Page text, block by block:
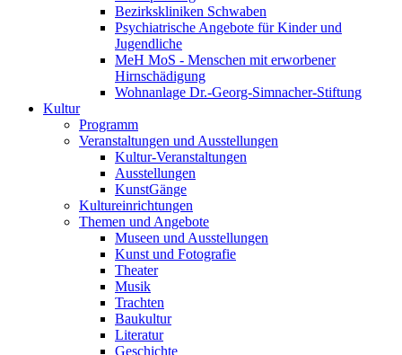
Bezirkskliniken Schwaben
Psychiatrische Angebote für Kinder und
Jugendliche
MeH MoS - Menschen mit erworbener
Hirnschädigung
Wohnanlage Dr.-Georg-Simnacher-Stiftung
Kultur
Programm
Veranstaltungen und Ausstellungen
Kultur-Veranstaltungen
Ausstellungen
KunstGänge
Kultureinrichtungen
Themen und Angebote
Museen und Ausstellungen
Kunst und Fotografie
Theater
Musik
Trachten
Baukultur
Literatur
Geschichte